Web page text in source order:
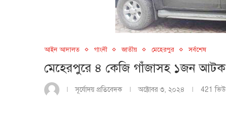
আইন আদালত গাংনী জাতীয় মেহেরপুর সর্বশেষ
মেহেরপুরে ৪ কেজি গাঁজাসহ ১জন আটক
সূর্যোদয় প্রতিবেদক অক্টোবর ৩, ২০২৪ 421 ভিউ